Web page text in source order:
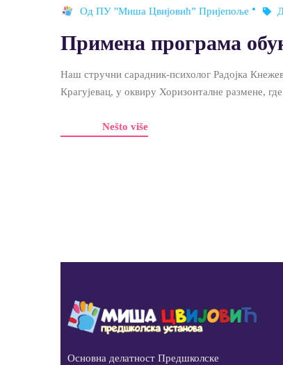
Од ПУ "Миша Цвијовић” Пријепоље
Примена програма
Наш стручни сарадник-психолог Радојка
Крагујевац, у оквиру Хоризонталне размене,
Nešto više
Основна делатност Предшколске